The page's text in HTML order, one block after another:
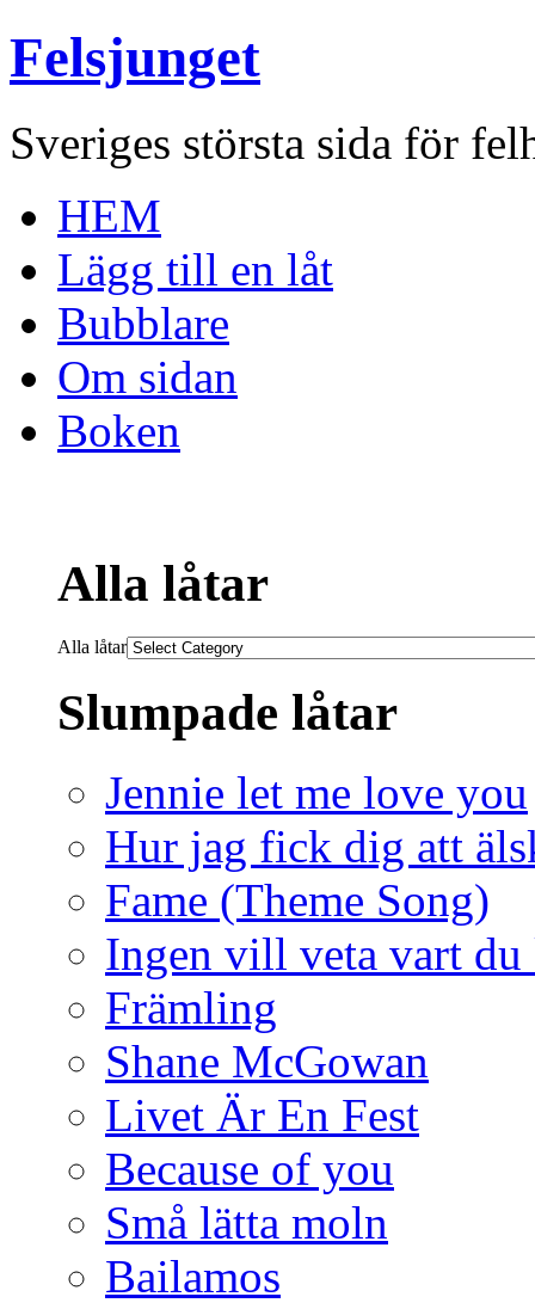
Felsjunget
Sveriges största sida för
HEM
Lägg till en låt
Bubblare
Om sidan
Boken
Alla låtar
Alla låtar
Slumpade låtar
Jennie let me love you
Hur jag fick dig att
Fame (Theme Song)
Ingen vill veta vart
Främling
Shane McGowan
Livet Är En Fest
Because of you
Små lätta moln
Bailamos